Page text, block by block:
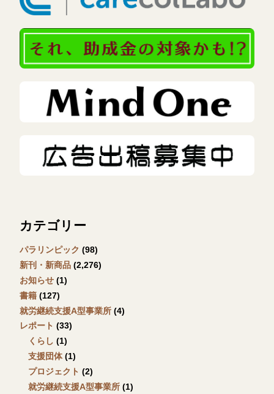
カテゴリー
パラリンピック (98)
新刊・新商品 (2,276)
お知らせ (1)
書籍 (127)
就労継続支援A型事業所 (4)
レポート (33)
くらし (1)
支援団体(1)
プロジェクト (2)
就労継続支援A型事業所 (1)